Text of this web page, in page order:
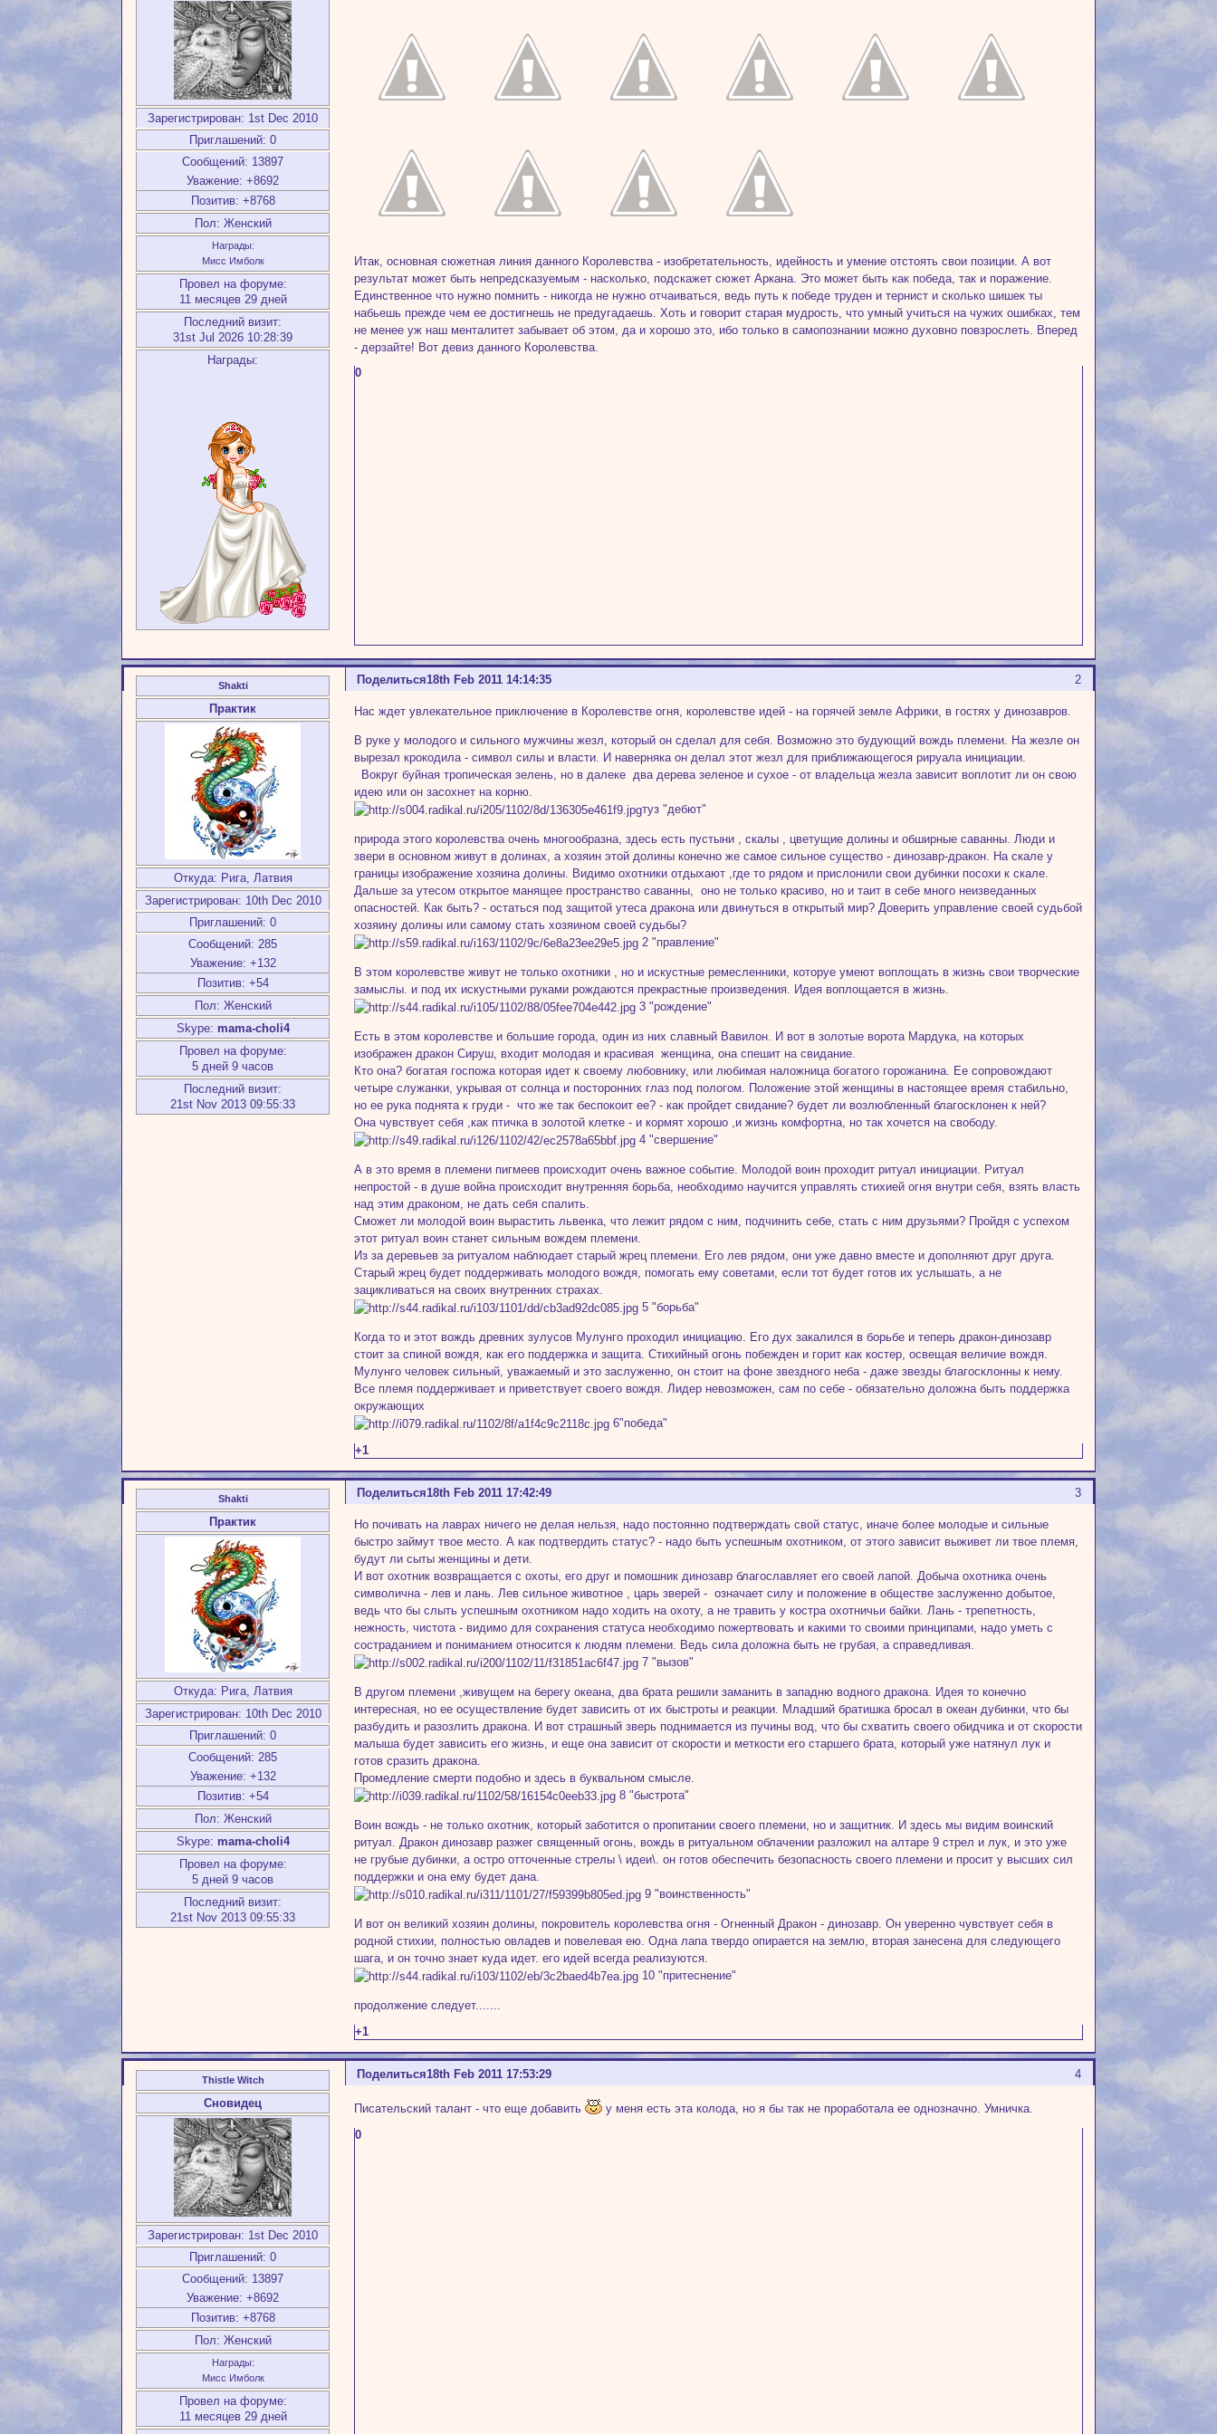
Зарегистрирован: 1st Dec 2010
Приглашений: 0
Сообщений: 13897
Уважение: +8692
Позитив: +8768
Пол: Женский
Награды:
Мисс Имболк
Провел на форуме:
11 месяцев 29 дней
Последний визит:
31st Jul 2026 10:28:39
Награды:
Итак, основная сюжетная линия данного Королевства - изобретательность, идейность и умение отстоять свои позиции. А вот
результат может быть непредсказуемым - насколько, подскажет сюжет Аркана. Это может быть как победа, так и поражение.
Единственное что нужно помнить - никогда не нужно отчаиваться, ведь путь к победе труден и тернист и сколько шишек ты
набьешь прежде чем ее достигнешь не предугадаешь. Хоть и говорит старая мудрость, что умный учиться на чужих ошибках, тем
не менее уж наш менталитет забывает об этом, да и хорошо это, ибо только в самопознании можно духовно повзрослеть. Вперед
- дерзайте! Вот девиз данного Королевства.
0
Поделиться 2
18th Feb 2011 14:14:35
Shakti
Практик
Откуда: Рига, Латвия
Зарегистрирован: 10th Dec 2010
Приглашений: 0
Сообщений: 285
Уважение: +132
Позитив: +54
Пол: Женский
Skype: mama-choli4
Провел на форуме:
5 дней 9 часов
Последний визит:
21st Nov 2013 09:55:33
Нас ждет увлекательное приключение в Королевстве огня, королевстве идей - на горячей земле Африки, в гостях у динозавров.
В руке у молодого и сильного мужчины жезл, который он сделал для себя. Возможно это будующий вождь племени. На жезле он
вырезал крокодила - символ силы и власти. И наверняка он делал этот жезл для приближающегося рируала инициации.
Вокруг буйная тропическая зелень, но в далеке два дерева зеленое и сухое - от владельца жезла зависит воплотит ли он свою
идею или он засохнет на корню.
туз "дебют"
природа этого королевства очень многообразна, здесь есть пустыни , скалы , цветущие долины и обширные саванны. Люди и
звери в основном живут в долинах, а хозяин этой долины конечно же самое сильное существо - динозавр-дракон. На скале у
границы изображение хозяина долины. Видимо охотники отдыхают ,где то рядом и прислонили свои дубинки посохи к скале.
Дальше за утесом открытое манящее пространство саванны, оно не только красиво, но и таит в себе много неизведанных
опасностей. Как быть? - остаться под защитой утеса дракона или двинуться в открытый мир? Доверить управление своей судьбой
хозяину долины или самому стать хозяином своей судьбы?
2 "правление"
В этом королевстве живут не только охотники , но и искустные ремесленники, которуе умеют воплощать в жизнь свои творческие
замыслы. и под их искустными руками рождаются прекрастные произведения. Идея воплощается в жизнь.
3 "рождение"
Есть в этом королевстве и большие города, один из них славный Вавилон. И вот в золотые ворота Мардука, на которых
изображен дракон Сируш, входит молодая и красивая женщина, она спешит на свидание.
Кто она? богатая госпожа которая идет к своему любовнику, или любимая наложница богатого горожанина. Ее сопровождают
четыре служанки, укрывая от солнца и посторонних глаз под пологом. Положение этой женщины в настоящее время стабильно,
но ее рука поднята к груди - что же так беспокоит ее? - как пройдет свидание? будет ли возлюбленный благосклонен к ней?
Она чувствует себя ,как птичка в золотой клетке - и кормят хорошо ,и жизнь комфортна, но так хочется на свободу.
4 "свершение"
А в это время в племени пигмеев происходит очень важное событие. Молодой воин проходит ритуал инициации. Ритуал
непростой - в душе война происходит внутренняя борьба, необходимо научится управлять стихией огня внутри себя, взять власть
над этим драконом, не дать себя спалить.
Сможет ли молодой воин вырастить львенка, что лежит рядом с ним, подчинить себе, стать с ним друзьями? Пройдя с успехом
этот ритуал воин станет сильным вождем племени.
Из за деревьев за ритуалом наблюдает старый жрец племени. Его лев рядом, они уже давно вместе и дополняют друг друга.
Старый жрец будет поддерживать молодого вождя, помогать ему советами, если тот будет готов их услышать, а не
зацикливаться на своих внутренних страхах.
5 "борьба"
Когда то и этот вождь древних зулусов Мулунго проходил инициацию. Его дух закалился в борьбе и теперь дракон-динозавр
стоит за спиной вождя, как его поддержка и защита. Стихийный огонь побежден и горит как костер, освещая величие вождя.
Мулунго человек сильный, уважаемый и это заслуженно, он стоит на фоне звездного неба - даже звезды благосклонны к нему.
Все племя поддерживает и приветствует своего вождя. Лидер невозможен, сам по себе - обязательно доложна быть поддержка
окружающих
6"победа"
+1
Поделиться 3
18th Feb 2011 17:42:49
Shakti
Практик
Откуда: Рига, Латвия
Зарегистрирован: 10th Dec 2010
Приглашений: 0
Сообщений: 285
Уважение: +132
Позитив: +54
Пол: Женский
Skype: mama-choli4
Провел на форуме:
5 дней 9 часов
Последний визит:
21st Nov 2013 09:55:33
Но почивать на лаврах ничего не делая нельзя, надо постоянно подтверждать свой статус, иначе более молодые и сильные
быстро займут твое место. А как подтвердить статус? - надо быть успешным охотником, от этого зависит выживет ли твое племя,
будут ли сыты женщины и дети.
И вот охотник возвращается с охоты, его друг и помошник динозавр благославляет его своей лапой. Добыча охотника очень
символична - лев и лань. Лев сильное животное , царь зверей - означает силу и положение в обществе заслуженно добытое,
ведь что бы слыть успешным охотником надо ходить на охоту, а не травить у костра охотничьи байки. Лань - трепетность,
нежность, чистота - видимо для сохранения статуса необходимо пожертвовать и какими то своими принципами, надо уметь с
состраданием и пониманием относится к людям племени. Ведь сила доложна быть не грубая, а справедливая.
7 "вызов"
В другом племени ,живущем на берегу океана, два брата решили заманить в западню водного дракона. Идея то конечно
интересная, но ее осуществление будет зависить от их быстроты и реакции. Младший братишка бросал в океан дубинки, что бы
разбудить и разозлить дракона. И вот страшный зверь поднимается из пучины вод, что бы схватить своего обидчика и от скорости
малыша будет зависить его жизнь, и еще она зависит от скорости и меткости его старшего брата, который уже натянул лук и
готов сразить дракона.
Промедление смерти подобно и здесь в буквальном смысле.
8 "быстрота"
Воин вождь - не только охотник, который заботится о пропитании своего племени, но и защитник. И здесь мы видим воинский
ритуал. Дракон динозавр разжег священный огонь, вождь в ритуальном облачении разложил на алтаре 9 стрел и лук, и это уже
не грубые дубинки, а остро отточенные стрелы \ идеи\. он готов обеспечить безопасность своего племени и просит у высших сил
поддержки и она ему будет дана.
9 "воинственность"
И вот он великий хозяин долины, покровитель королевства огня - Огненный Дракон - динозавр. Он уверенно чувствует себя в
родной стихии, полностью овладев и повелевая ею. Одна лапа твердо опирается на землю, вторая занесена для следующего
шага, и он точно знает куда идет. его идей всегда реализуются.
10 "притеснение"
продолжение следует.......
+1
Поделиться 4
18th Feb 2011 17:53:29
Thistle Witch
Сновидец
Зарегистрирован: 1st Dec 2010
Приглашений: 0
Сообщений: 13897
Уважение: +8692
Позитив: +8768
Пол: Женский
Награды:
Мисс Имболк
Провел на форуме:
11 месяцев 29 дней
Писательский талант - что еще добавить
у меня есть эта колода, но я бы так не проработала ее однозначно. Умничка.
0